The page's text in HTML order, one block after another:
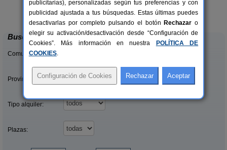
2-6+1 pers.
desde20 €
Casa Hostalas
Rossell (Castellón)
Buscar
Comunidades:
Provincias/Islas:
Tipo alquiler:
Plazas:
publicitarias), personalizadas según tus preferencias y con
publicidad ajustada a tus búsquedas. Estas últimas puedes
desactivarlas por completo pulsando el botón Rechazar o
elegir su activación/desactivación desde “Configuración de
Cookies”. Más información en nuestra
POLÍTICA DE
COOKIES.